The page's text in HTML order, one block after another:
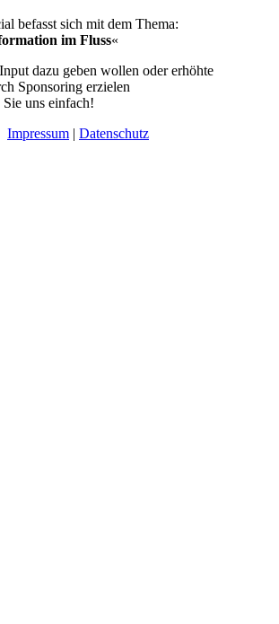
befasst sich mit dem Thema:
im Fluss«
dazu geben wollen oder erhöhte
Sponsoring erzielen
Sie uns einfach!
Impressum | Datenschutz